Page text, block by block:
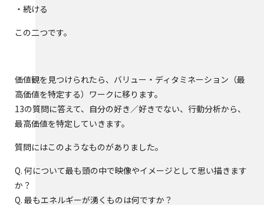
・続ける
この二つです。
価値観を見つけられたら、バリュー・ディタミネーション（最
高価値を特定する）ワークに移ります。
13の質問に答えて、自分の好き／好きでない、行動分析から、
最高価値を特定していきます。
質問にはこのようなものがありました。
Q. 何について最も頭の中で映像やイメージとして思い描きます
か？
Q. 最もエネルギーが湧くものは何ですか？